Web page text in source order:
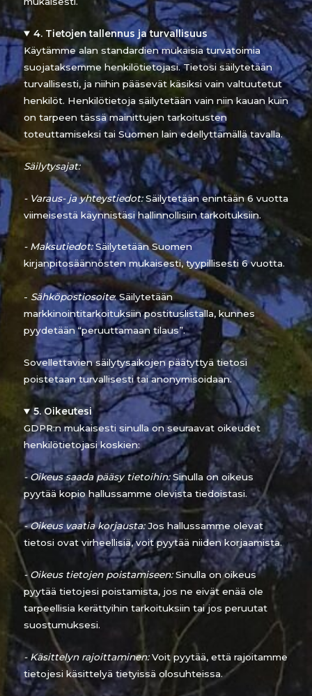
4. Tietojen tallennus ja turvallisuus
Käytämme alan standardien mukaisia turvatoimia
suojataksemme henkilötietojasi. Tietosi säilytetään
turvallisesti, ja niihin pääsevät käsiksi vain valtuutetut
henkilöt. Henkilötietoja säilytetään vain niin kauan kuin
on tarpeen tässä mainittujen tarkoitusten
toteuttamiseksi tai Suomen lain edellyttämällä tavalla.
Säilytysajat:
- Varaus- ja yhteystiedot:Säilytetään enintään 6 vuotta
viimeisestä käynnistäsi hallinnollisiin tarkoituksiin.
- Maksutiedot:Säilytetään Suomen
kirjanpitosäännösten mukaisesti, tyypillisesti 6 vuotta.
- Sähköpostiosoite: Säilytetään
markkinointitarkoituksiin postituslistalla, kunnes
pyydetään “peruuttamaan tilaus”.
Sovellettavien säilytysaikojen päätyttyä tietosi
poistetaan turvallisesti tai anonymisoidaan.
5. Oikeutesi
GDPR:n mukaisesti sinulla on seuraavat oikeudet
henkilötietojasi koskien:
- Oikeus saada pääsy tietoihin:Sinulla on oikeus
pyytää kopio hallussamme olevista tiedoistasi.
- Oikeus vaatia korjausta:Jos hallussamme olevat
tietosi ovat virheellisiä, voit pyytää niiden korjaamista.
- Oikeus tietojen poistamiseen:Sinulla on oikeus
pyytää tietojesi poistamista, jos ne eivät enää ole
tarpeellisia kerättyihin tarkoituksiin tai jos peruutat
suostumuksesi.
- Käsittelyn rajoittaminen:Voit pyytää, että rajoitamme
tietojesi käsittelyä tietyissä olosuhteissa.